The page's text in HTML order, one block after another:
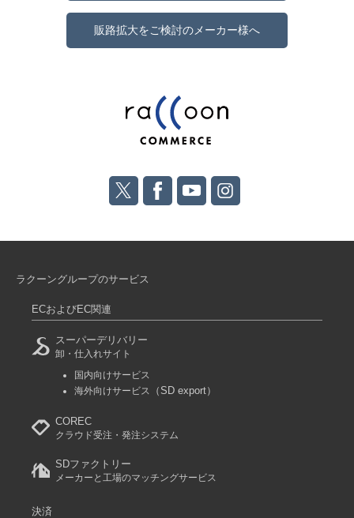
販路拡大をご検討のメーカー様へ
ラクーングループのサービス
ECおよびEC関連
スーパーデリバリー
卸・仕入れサイト
国内向けサービス
海外向けサービス
（SD export）
COREC
クラウド受注・発注システム
SDファクトリー
メーカーと工場のマッチングサービス
決済